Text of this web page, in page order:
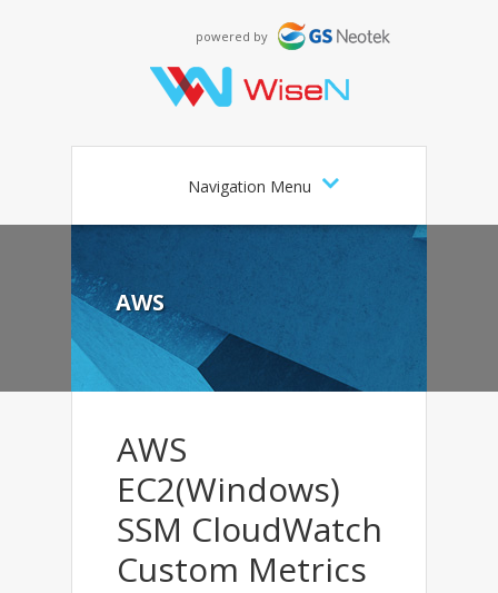
powered by
Navigation Menu
AWS
AWS
EC2(Windows)
SSM CloudWatch
Custom Metrics